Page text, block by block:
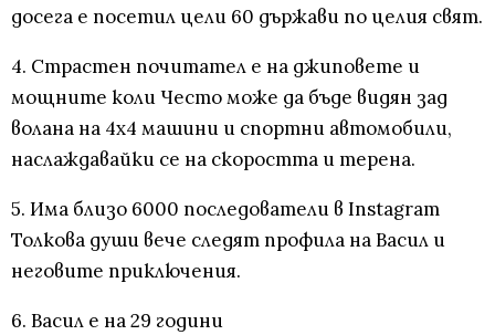
досега е посетил цели 60 държави по целия свят.
4. Страстен почитател е на джиповете и
мощните коли Често може да бъде видян зад
волана на 4х4 машини и спортни автомобили,
наслаждавайки се на скоростта и терена.
5. Има близо 6000 последователи в Instagram
Толкова души вече следят профила на Васил и
неговите приключения.
6. Васил е на 29 години